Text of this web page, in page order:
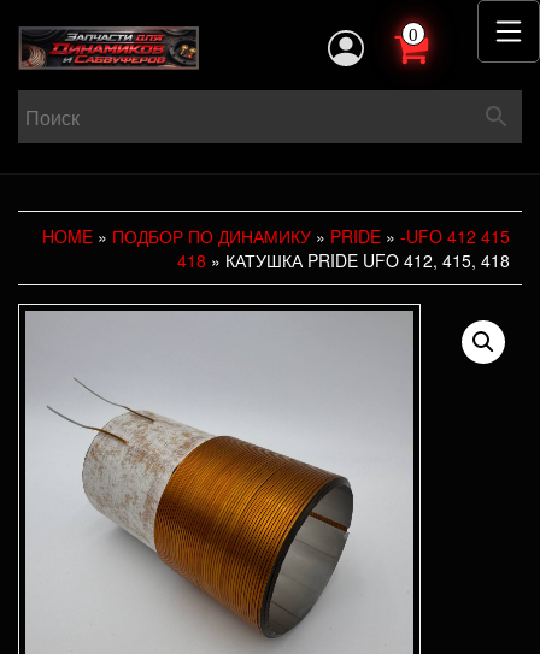
0
HOME » ПОДБОР ПО ДИНАМИКУ » PRIDE » -UFO 412 415
418 » КАТУШКА PRIDE UFO 412, 415, 418